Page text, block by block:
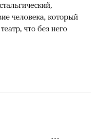
человека, который
что без него